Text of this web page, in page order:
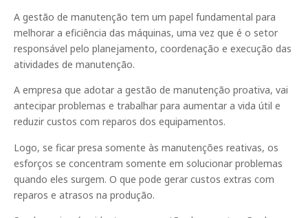
A gestão de manutenção tem um papel fundamental para
melhorar a eficiência das máquinas, uma vez que é o setor
responsável pelo planejamento, coordenação e execução das
atividades de manutenção.
A empresa que adotar a gestão de manutenção proativa, vai
antecipar problemas e trabalhar para aumentar a vida útil e
reduzir custos com reparos dos equipamentos.
Logo, se ficar presa somente às manutenções reativas, os
esforços se concentram somente em solucionar problemas
quando eles surgem. O que pode gerar custos extras com
reparos e atrasos na produção.